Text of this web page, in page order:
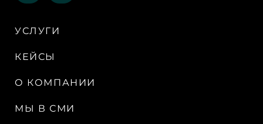
УСЛУГИ
КЕЙСЫ
О КОМПАНИИ
МЫ В СМИ